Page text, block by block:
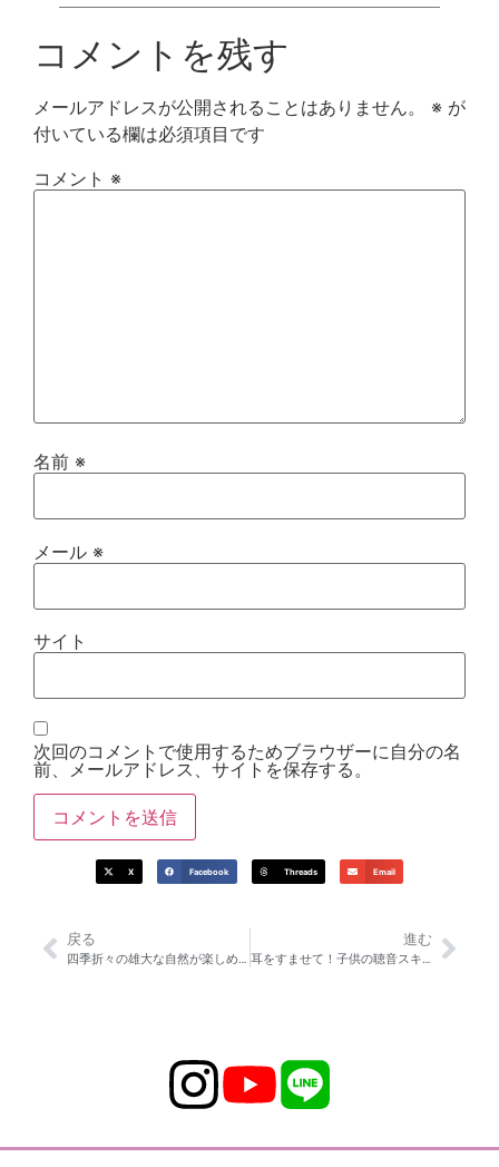
コメントを残す
メールアドレスが公開されることはありません。 ※ が
付いている欄は必須項目です
コメント ※
名前 ※
メール ※
サイト
次回のコメントで使用するためブラウザーに自分の名
前、メールアドレス、サイトを保存する。
X Facebook Threads Email
戻る
四季折々の雄大な自然が楽しめる箱根
進む
耳をすませて！子供の聴音スキルを育てよう